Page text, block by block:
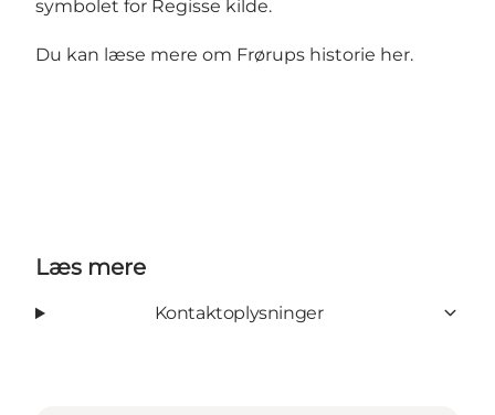
symbolet for Regisse kilde.
Du kan læse mere om Frørups historie her.
Læs mere
Kontaktoplysninger